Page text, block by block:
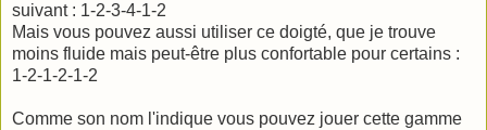
suivant : 1-2-3-4-1-2
Mais vous pouvez aussi utiliser ce doigté, que je trouve
moins fluide mais peut-être plus confortable pour certains :
1-2-1-2-1-2
Comme son nom l'indique vous pouvez jouer cette gamme